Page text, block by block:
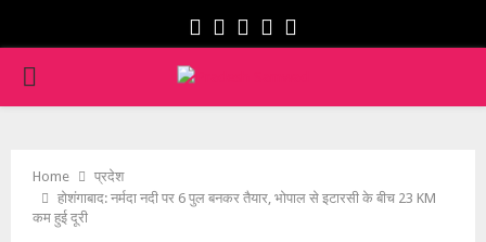
Facebook
Twitter
Instagram
Youtube
PRIMARY
Home
प्रदेश
होशंगाबाद: नर्मदा नदी पर 6 पुल बनकर तैयार, भोपाल से इटारसी के बीच 23 KM
कम हुई दूरी